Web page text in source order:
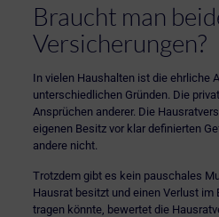
Braucht man
Versicherungen?
In vielen Haushalten ist die ehrliche
unterschiedlichen Gründen. Die
Ansprüchen anderer. Die
eigenen Besitz vor klar definierten
andere nicht.
Trotzdem gibt es kein pauschales
Hausrat besitzt und einen Verlust
tragen könnte, bewertet die